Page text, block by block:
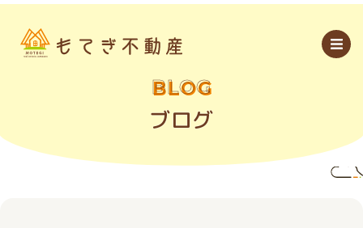
内
BLOG
ブログ